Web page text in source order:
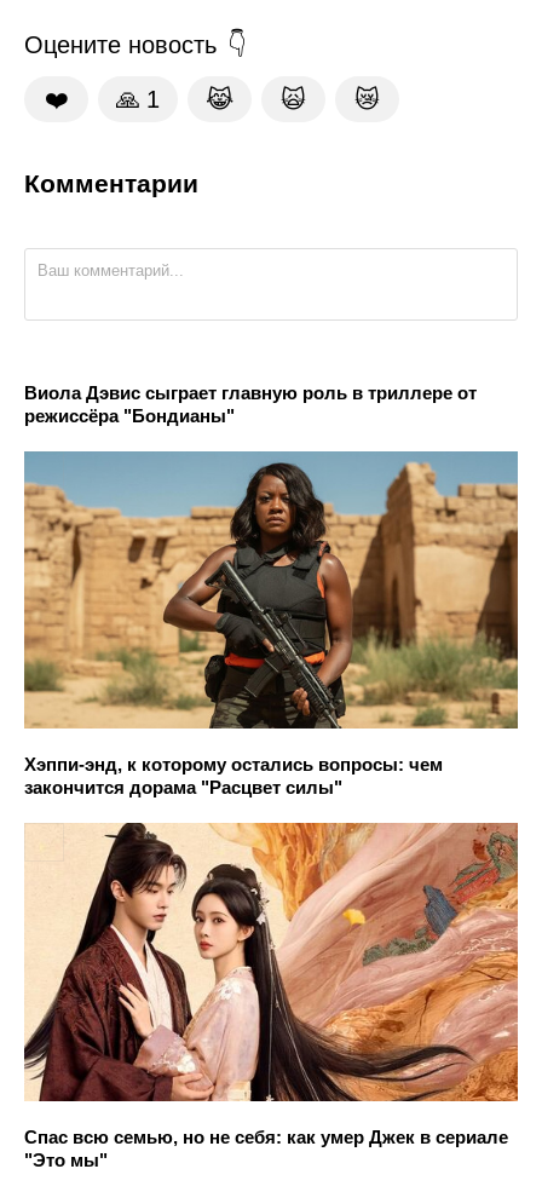
Оцените новость
❤️ 🙏 1 😹 🙀 😿
Комментарии
Виола Дэвис сыграет главную роль в триллере от
режиссёра "Бондианы"
Хэппи-энд, к которому остались вопросы: чем
закончится дорама "Расцвет силы"
Спас всю семью, но не себя: как умер Джек в сериале
"Это мы"